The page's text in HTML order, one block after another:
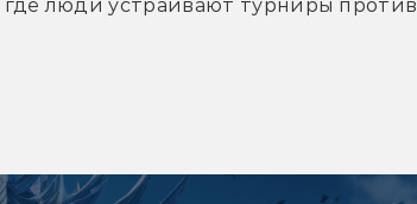
люди устраивают турниры против